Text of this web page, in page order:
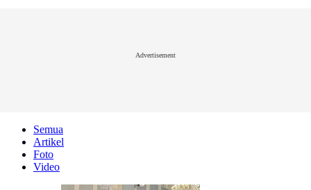
Advertisement
Semua
Artikel
Foto
Video